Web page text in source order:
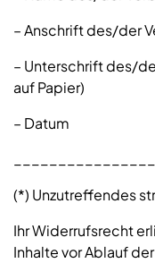
– Anschrift des/der
– Unterschrift des/
auf Papier)
– Datum
(*) Unzutreffendes
Ihr Widerrufsrecht
Inhalte vor Ablauf